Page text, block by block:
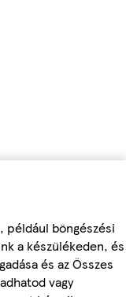
például böngészési
a készülékeden, és
és az Összes
vagy